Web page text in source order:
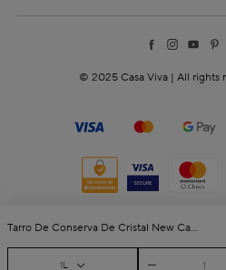
Tarro De Conserva De Cristal New Canette 1L
1L
© 2025 Casa Viva | All rights